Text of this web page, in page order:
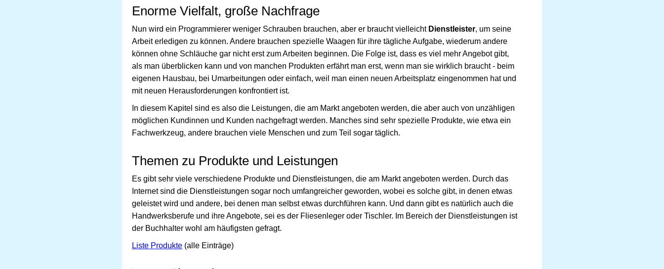
Enorme Vielfalt, große Nachfrage
Nun wird ein Programmierer weniger Schrauben brauchen, aber er braucht vielleicht Dienstleister, um seine
Arbeit erledigen zu können. Andere brauchen spezielle Waagen für ihre tägliche Aufgabe, wiederum andere
können ohne Schläuche gar nicht erst zum Arbeiten beginnen. Die Folge ist, dass es viel mehr Angebot gibt,
als man überblicken kann und von manchen Produkten erfährt man erst, wenn man sie wirklich braucht - beim
eigenen Hausbau, bei Umarbeitungen oder einfach, weil man einen neuen Arbeitsplatz eingenommen hat und
mit neuen Herausforderungen konfrontiert ist.
In diesem Kapitel sind es also die Leistungen, die am Markt angeboten werden, die aber auch von unzähligen
möglichen Kundinnen und Kunden nachgefragt werden. Manches sind sehr spezielle Produkte, wie etwa ein
Fachwerkzeug, andere brauchen viele Menschen und zum Teil sogar täglich.
Themen zu Produkte und Leistungen
Es gibt sehr viele verschiedene Produkte und Dienstleistungen, die am Markt angeboten werden. Durch das
Internet sind die Dienstleistungen sogar noch umfangreicher geworden, wobei es solche gibt, in denen etwas
geleistet wird und andere, bei denen man selbst etwas durchführen kann. Und dann gibt es natürlich auch die
Handwerksberufe und ihre Angebote, sei es der Fliesenleger oder Tischler. Im Bereich der Dienstleistungen ist
der Buchhalter wohl am häufigsten gefragt.
Liste Produkte (alle Einträge)